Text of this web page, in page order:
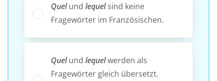
Quelund lequelsind keine
Fragewörter im Französischen.
Quelund lequelwerden als
Fragewörter gleich übersetzt.